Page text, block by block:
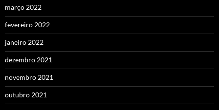
março 2022
fevereiro 2022
janeiro 2022
dezembro 2021
novembro 2021
outubro 2021